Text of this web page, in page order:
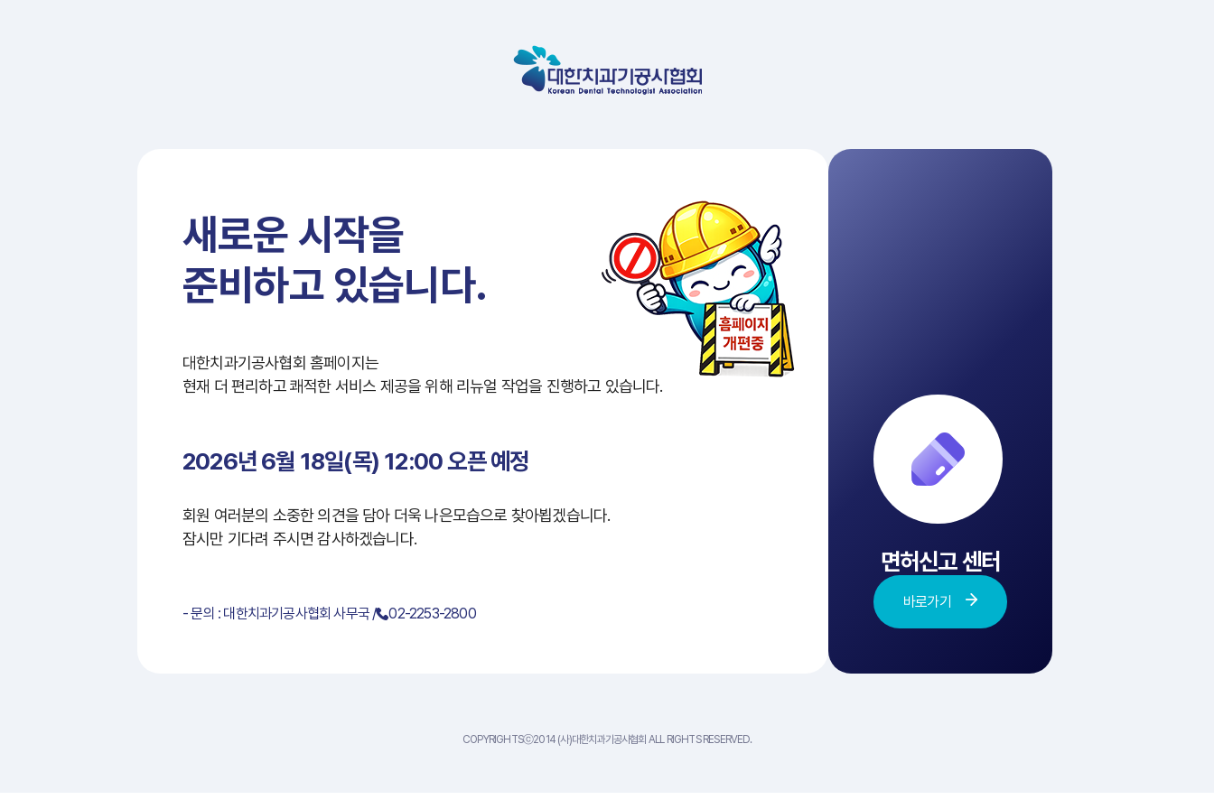
새로운 시작을
준비하고 있습니다.
대한치과기공사협회 홈페이지는
현재 더 편리하고 쾌적한 서비스 제공을 위해 리뉴얼 작업을 진행하고 있습니다.
2026년 6월 18일(목) 12:00 오픈 예정
회원 여러분의 소중한 의견을 담아 더욱 나은모습으로 찾아뵙겠습니다.
잠시만 기다려 주시면 감사하겠습니다.
- 문의 : 대한치과기공사협회 사무국 / 02-2253-2800
면허신고 센터
바로가기
COPYRIGHTSⓒ2014 (사)대한치과기공사협회 ALL RIGHTS RESERVED.